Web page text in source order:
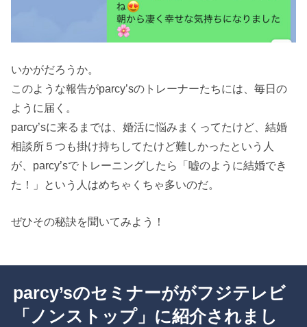
いかがだろうか。
このような報告がparcy’sのトレーナーたちには、毎日の
ように届く。
parcy’sに来るまでは、婚活に悩みまくってたけど、結婚
相談所５つも掛け持ちしてたけど難しかったという人
が、parcy’sでトレーニングしたら「嘘のように結婚でき
た！」という人はめちゃくちゃ多いのだ。
ぜひその秘訣を聞いてみよう！
parcy’sのセミナーががフジテレビ
「ノンストップ」に紹介されまし